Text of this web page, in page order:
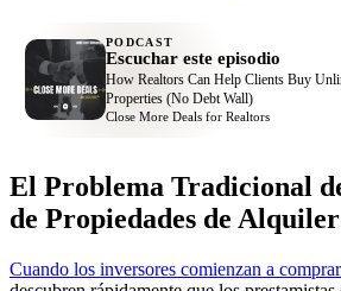
PODCAST
Escuchar este episodio
How Realtors Can Help Clients Buy
Properties (No Debt Wall)
Close More Deals for Realtors
El Problema Tradicional
de Propiedades de Alquiler
Cuando los inversores comienzan a